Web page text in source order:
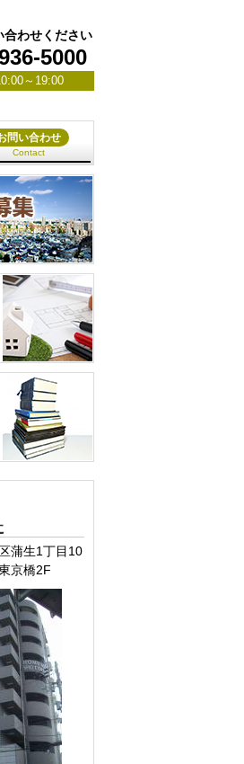
合わせください
5000
～19:00
問い合わせ
Contact
蒲生1丁目10
京橋2F